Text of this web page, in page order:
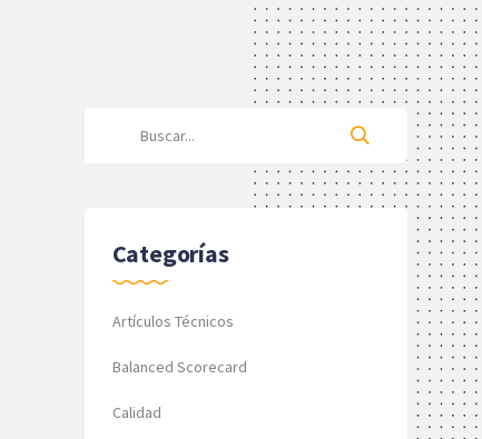
Categorías
Artículos Técnicos
Balanced Scorecard
Calidad